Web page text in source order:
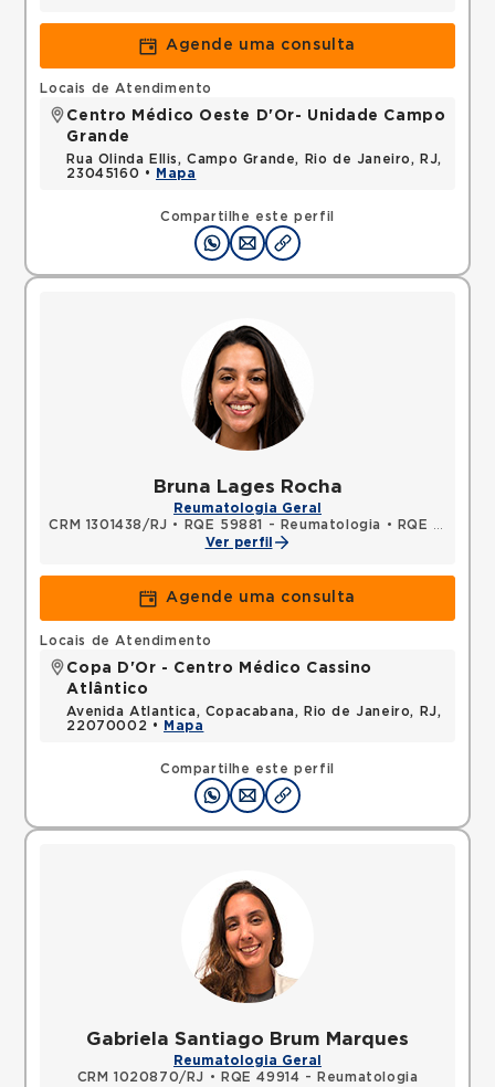
Agende uma consulta
Compartilhe este perfil
Locais de Atendimento
Centro Médico Oeste D'Or- Unidade Campo
Grande
Rua Olinda Ellis, Campo Grande, Rio de Janeiro, RJ,
23045160 •
Mapa
Bruna Lages Rocha
Reumatologia Geral
CRM 1301438/RJ • RQE 59881 - Reumatologia •
RQE 59882 - Clínica médica
Ver perfil
Agende uma consulta
Compartilhe este perfil
Locais de Atendimento
Copa D'Or - Centro Médico Cassino
Atlântico
Avenida Atlantica, Copacabana, Rio de Janeiro, RJ,
22070002 •
Mapa
Gabriela Santiago Brum Marques
Reumatologia Geral
CRM 1020870/RJ •
RQE 49914 - Reumatologia